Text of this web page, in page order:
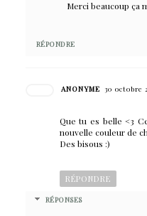
Merci beaucoup ça
RÉPONDRE
ANONYME 30 octobre
Que tu es belle <3
nouvelle couleur de
Des bisous :)
RÉPONDRE
RÉPONSES